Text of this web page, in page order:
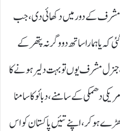
کے دور میں دکھائی دی، جب
یا ہمارا ساتھ دو وگرنہ پتھر کے
مشرف یوں تو بہت دلیر ہونے کا
دھمکی کے سامنے، دبائو کا سامنا
ہو کر، اپنے تئیں پاکستان کو اس